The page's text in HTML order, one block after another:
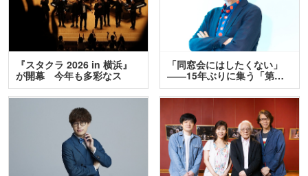
『スタクラ 2026 in 横浜』
が開幕 今年も多彩なス
テ…
「同窓会にはしたくない」
――15年ぶりに集う「第…